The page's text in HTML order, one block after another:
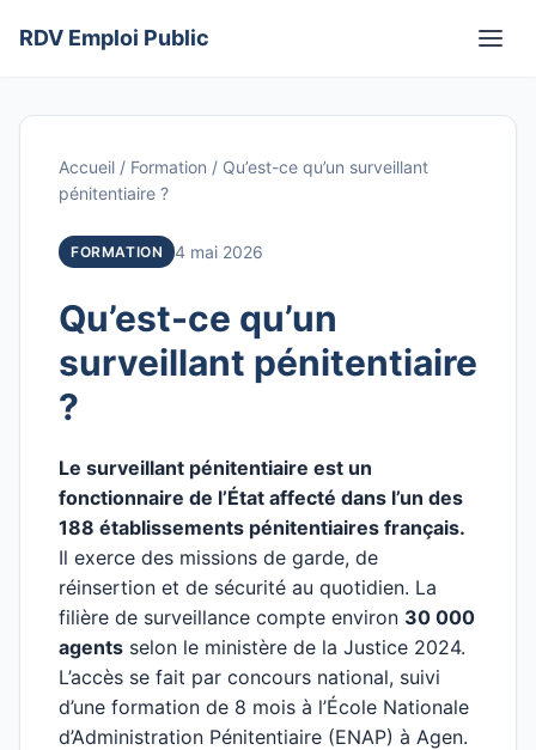
RDV Emploi Public
Accueil / Formation / Qu’est-ce qu’un surveillant
pénitentiaire ?
FORMATION 4 mai 2026
Qu’est-ce qu’un
surveillant pénitentiaire
?
Le surveillant pénitentiaire est un
fonctionnaire de l’État affecté dans l’un des
188 établissements pénitentiaires français.
Il exerce des missions de garde, de
réinsertion et de sécurité au quotidien. La
filière de surveillance compte environ 30 000
agents selon le ministère de la Justice 2024.
L’accès se fait par concours national, suivi
d’une formation de 8 mois à l’École Nationale
d’Administration Pénitentiaire (ENAP) à Agen.